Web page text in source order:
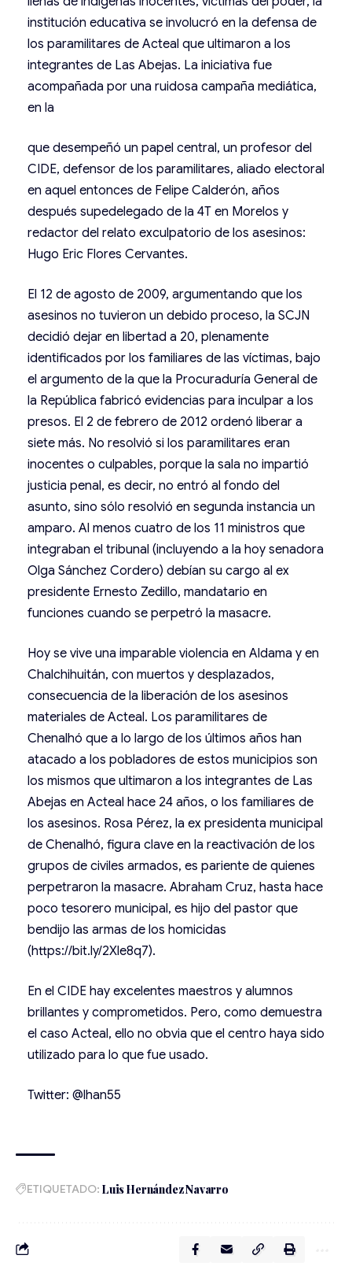
institución educativa se involucró en la defensa de
los paramilitares de Acteal que ultimaron a los
integrantes de Las Abejas. La iniciativa fue
acompañada por una ruidosa campaña mediática,
en la
que desempeñó un papel central, un profesor del
CIDE, defensor de los paramilitares, aliado electoral
en aquel entonces de Felipe Calderón, años
después supedelegado de la 4T en Morelos y
redactor del relato exculpatorio de los asesinos:
Hugo Eric Flores Cervantes.
El 12 de agosto de 2009, argumentando que los
asesinos no tuvieron un debido proceso, la SCJN
decidió dejar en libertad a 20, plenamente
identificados por los familiares de las víctimas, bajo
el argumento de la que la Procuraduría General de
la República fabricó evidencias para inculpar a los
presos. El 2 de febrero de 2012 ordenó liberar a
siete más. No resolvió si los paramilitares eran
inocentes o culpables, porque la sala no impartió
justicia penal, es decir, no entró al fondo del
asunto, sino sólo resolvió en segunda instancia un
amparo. Al menos cuatro de los 11 ministros que
integraban el tribunal (incluyendo a la hoy senadora
Olga Sánchez Cordero) debían su cargo al ex
presidente Ernesto Zedillo, mandatario en
funciones cuando se perpetró la masacre.
Hoy se vive una imparable violencia en Aldama y en
Chalchihuitán, con muertos y desplazados,
consecuencia de la liberación de los asesinos
materiales de Acteal. Los paramilitares de
Chenalhó que a lo largo de los últimos años han
atacado a los pobladores de estos municipios son
los mismos que ultimaron a los integrantes de Las
Abejas en Acteal hace 24 años, o los familiares de
los asesinos. Rosa Pérez, la ex presidenta municipal
de Chenalhó, figura clave en la reactivación de los
grupos de civiles armados, es pariente de quienes
perpetraron la masacre. Abraham Cruz, hasta hace
poco tesorero municipal, es hijo del pastor que
bendijo las armas de los homicidas
(https://bit.ly/2Xle8q7).
En el CIDE hay excelentes maestros y alumnos
brillantes y comprometidos. Pero, como demuestra
el caso Acteal, ello no obvia que el centro haya sido
utilizado para lo que fue usado.
Twitter: @lhan55
ETIQUETADO: Luis Hernández Navarro